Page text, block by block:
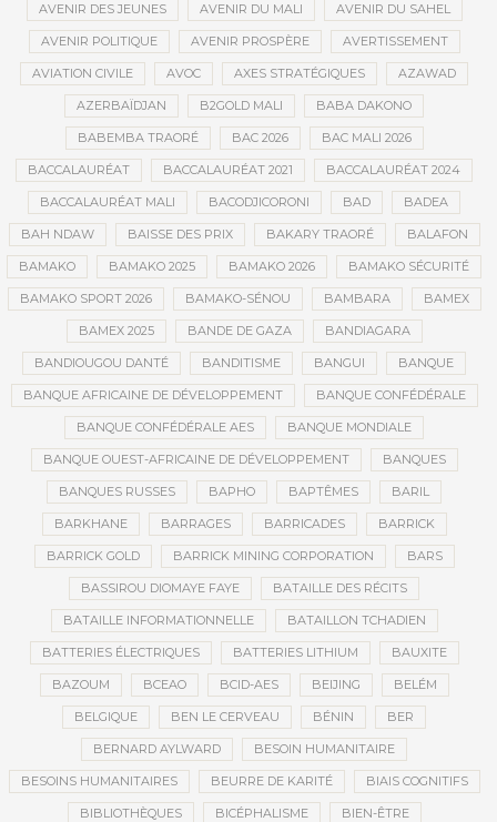
AVENIR DES JEUNES AVENIR DU MALI AVENIR DU SAHEL
AVENIR POLITIQUE AVENIR PROSPÈRE AVERTISSEMENT
AVIATION CIVILE AVOC AXES STRATÉGIQUES AZAWAD
AZERBAÏDJAN B2GOLD MALI BABA DAKONO
BABEMBA TRAORÉ BAC 2026 BAC MALI 2026
BACCALAURÉAT BACCALAURÉAT 2021 BACCALAURÉAT 2024
BACCALAURÉAT MALI BACODJICORONI BAD BADEA
BAH NDAW BAISSE DES PRIX BAKARY TRAORÉ BALAFON
BAMAKO BAMAKO 2025 BAMAKO 2026 BAMAKO SÉCURITÉ
BAMAKO SPORT 2026 BAMAKO-SÉNOU BAMBARA BAMEX
BAMEX 2025 BANDE DE GAZA BANDIAGARA
BANDIOUGOU DANTÉ BANDITISME BANGUI BANQUE
BANQUE AFRICAINE DE DÉVELOPPEMENT BANQUE CONFÉDÉRALE
BANQUE CONFÉDÉRALE AES BANQUE MONDIALE
BANQUE OUEST-AFRICAINE DE DÉVELOPPEMENT BANQUES
BANQUES RUSSES BAPHO BAPTÊMES BARIL
BARKHANE BARRAGES BARRICADES BARRICK
BARRICK GOLD BARRICK MINING CORPORATION BARS
BASSIROU DIOMAYE FAYE BATAILLE DES RÉCITS
BATAILLE INFORMATIONNELLE BATAILLON TCHADIEN
BATTERIES ÉLECTRIQUES BATTERIES LITHIUM BAUXITE
BAZOUM BCEAO BCID-AES BEIJING BELÉM
BELGIQUE BEN LE CERVEAU BÉNIN BER
BERNARD AYLWARD BESOIN HUMANITAIRE
BESOINS HUMANITAIRES BEURRE DE KARITÉ BIAIS COGNITIFS
BIBLIOTHÈQUES BICÉPHALISME BIEN-ÊTRE